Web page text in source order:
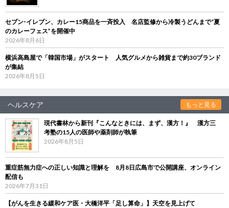
セブン‐イレブン、カレー15商品を一斉投入 名店監修から冷製うどんまで“夏
のカレーフェス”を開催中
2026年8月6日
横浜高島屋で「韓国市場」がスタート 人気グルメから雑貨まで約30ブランド
が集結
2026年8月5日
ヘルスケア もっと見る
現代書林から新刊『こんなときには、まず、漢方！』 漢方三
考塾の15人の医師や薬剤師が執筆
2026年8月5日
重症筋無力症への正しい知識と理解を 8月8日広島市で公開講座、オンライン
配信も
2026年7月31日
【がんを生きる緩和ケア医・大橋洋平「足し算命」】天空を見上げて